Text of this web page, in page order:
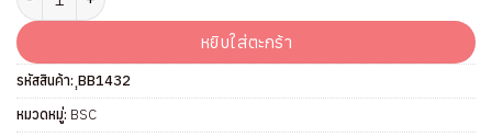
หยิบใส่ตะกร้า
รหัสสินค้า: ฺฺBB1432
หมวดหมู่: BSC